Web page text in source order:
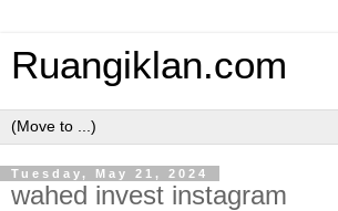
Ruangiklan.com
Tuesday, May 21, 2024
wahed invest instagram